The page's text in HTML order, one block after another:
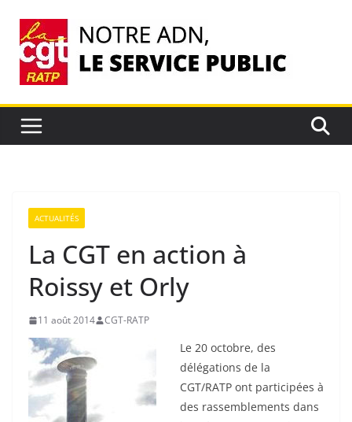
contenu
ACTUALITÉS
La CGT en action à
Roissy et Orly
11 août 2014 CGT-RATP
Le 20 octobre, des
délégations de la
CGT/RATP ont participées à
des rassemblements dans